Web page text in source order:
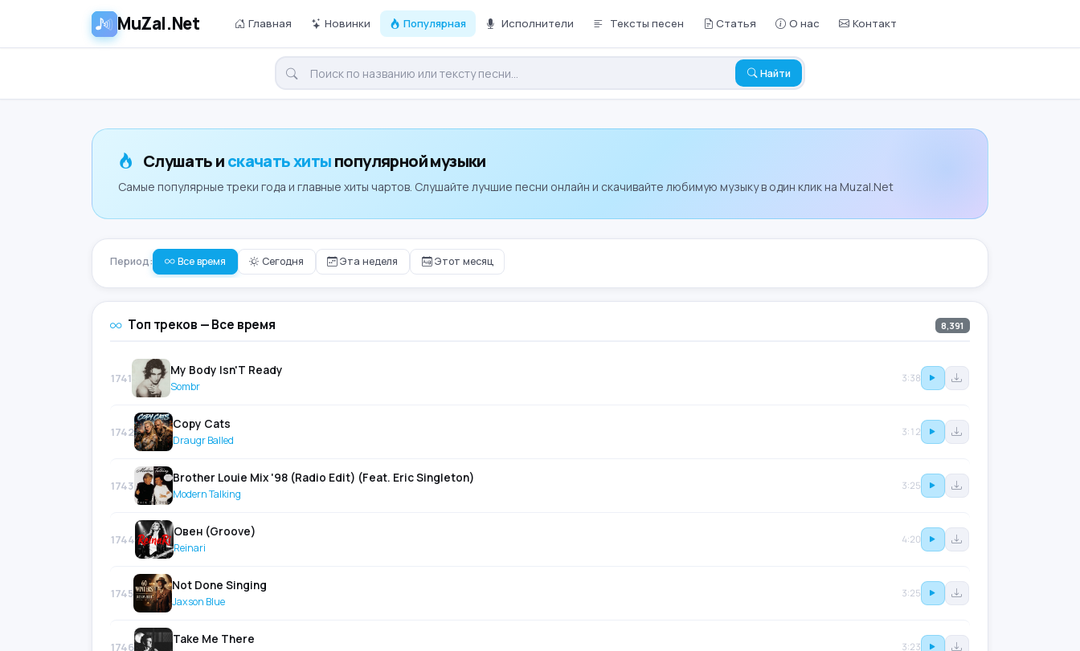
MuZal.Net Главная Новинки Популярная Исполнители Тексты песен Статья О нас Контакт
Найти
Слушать искачать хитыпопулярной музыки
Самые популярные треки года и главные хиты чартов. Слушайте лучшие песни онлайн и скачивайте любимую музыку в один клик на Muzal.Net
Период: Все время Сегодня Эта неделя Этот месяц
Топ треков — Все время 8,391
1741
My Body Isn'T Ready
Sombr
3:38
1742
Copy Cats
Draugr Balled
3:12
1743
Brother Louie Mix '98 (Radio Edit) (Feat. Eric Singleton)
Modern Talking
3:25
1744
Овен (Groove)
Reinari
4:20
1745
Not Done Singing
Jaxson Blue
3:25
1746
Take Me There 3:23